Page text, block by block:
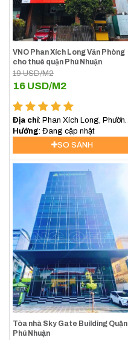
VNO Phan Xích Long Văn Phòng
cho thuê quận Phú Nhuận
19USD/M2
16 USD/M2
Địa chỉ: Phan Xích Long, Phường
3, Phú Nhuận
Hướng : Đang cập nhật
SO SÁNH
Tòa nhà Sky Gate Building Quận
Phú Nhuận